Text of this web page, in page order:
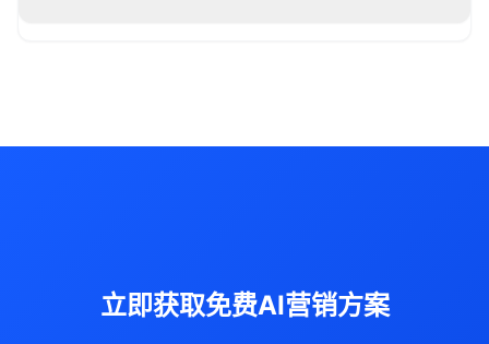
立即获取免费AI营销方案